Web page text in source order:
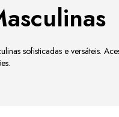
sofisticadas e versáteis.